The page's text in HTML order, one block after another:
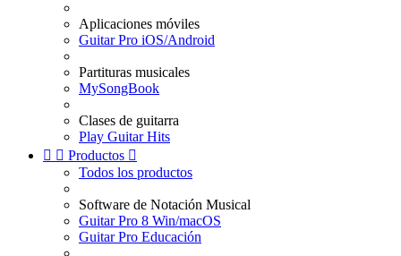
Aplicaciones móviles
Guitar Pro iOS/Android
Partituras musicales
MySongBook
Clases de guitarra
Play Guitar Hits
  Productos 
Todos los productos
Software de Notación Musical
Guitar Pro 8 Win/macOS
Guitar Pro Educación